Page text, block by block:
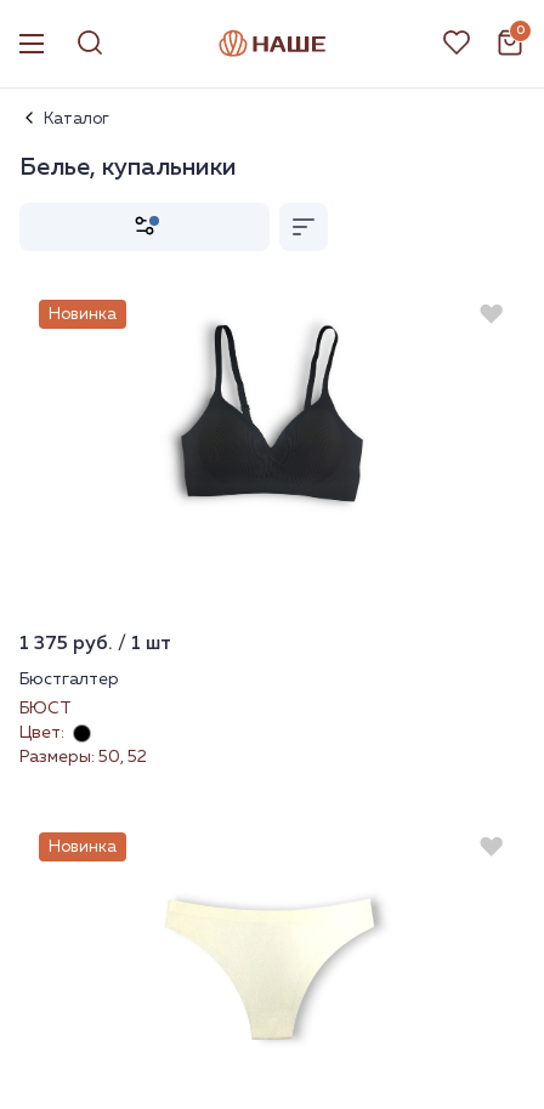
0
Каталог
Белье, купальники
Новинка
1 375 руб. / 1 шт
Бюстгалтер
БЮСТ
Цвет:
Размеры: 50, 52
Новинка